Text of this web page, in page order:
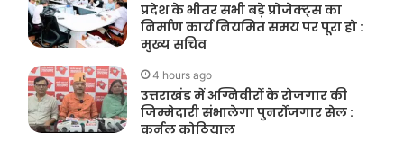
प्रदेश के भीतर सभी बड़े प्रोजेक्ट्स का
निर्माण कार्य नियमित समय पर पूरा हो :
मुख्य सचिव
4 hours ago
उत्तराखंड में अग्निवीरों के रोजगार की
जिम्मेदारी संभालेगा पुनर्रोजगार सेल :
कर्नल कोठियाल